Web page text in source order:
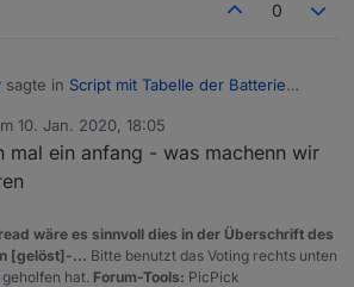
0
sagte in Script mit Tabelle der Batterie
müßte so zu finden sein
10. Jan. 2020, 18:05
von
mal ein anfang - was machenn wir
wäre es sinnvoll dies in der Überschrift des
[gelöst]-... Bitte benutzt das Voting rechts unten
hat. Forum-Tools: PicPick